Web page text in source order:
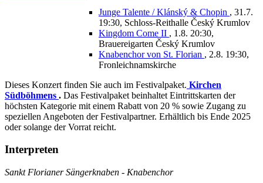
Junge Talente / Klánský & Chopin , 31.7.
19:30, Schloss-Reithalle Český Krumlov
Kingdom Come II , 1.8. 20:30,
Brauereigarten Český Krumlov
Knabenchor von St. Florian , 2.8. 19:30,
Fronleichnamskirche
Dieses Konzert finden Sie auch im Festivalpaket. Kirchen
Südböhmens . Das Festivalpaket beinhaltet Eintrittskarten der
höchsten Kategorie mit einem Rabatt von 20 % sowie Zugang zu
speziellen Angeboten der Festivalpartner. Erhältlich bis Ende 2025
oder solange der Vorrat reicht.
Interpreten
Sankt Florianer Sängerknaben - Knabenchor